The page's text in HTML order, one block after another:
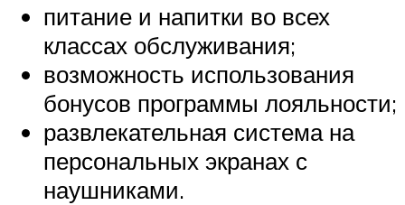
питание и напитки во всех
классах обслуживания;
возможность использования
бонусов программы лояльности;
развлекательная система на
персональных экранах с
наушниками.